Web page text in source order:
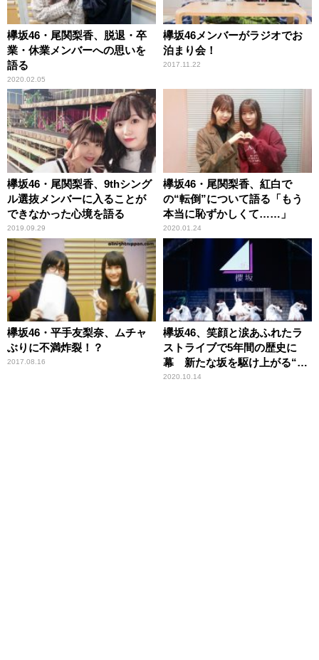
欅坂46・尾関梨香、脱退・卒
業・休業メンバーへの思いを
語る
2020.02.05
欅坂46メンバーがラジオでお
泊まり会！
2017.11.22
欅坂46・尾関梨香、9thシング
ル選抜メンバーに入ることが
できなかった心境を語る
2019.09.29
欅坂46・尾関梨香、紅白で
の“転倒”について語る「もう
本当に恥ずかしくて……」
2020.01.24
欅坂46・平手友梨奈、ムチャ
ぶりに不満炸裂！？
2017.08.16
欅坂46、笑顔と涙あふれたラ
ストライブで5年間の歴史に
幕 新たな坂を駆け上がる“櫻
坂46”が誕生
2020.10.14